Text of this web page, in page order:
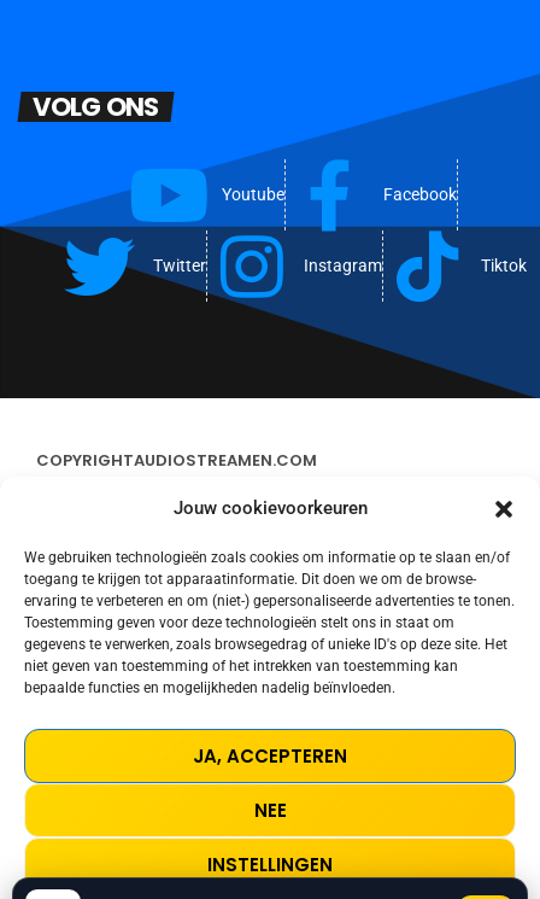
Jouw cookievoorkeuren
We gebruiken technologieën zoals cookies om informatie op te slaan en/of
toegang te krijgen tot apparaatinformatie. Dit doen we om de browse-
ervaring te verbeteren en om (niet-) gepersonaliseerde advertenties te tonen.
Toestemming geven voor deze technologieën stelt ons in staat om
gegevens te verwerken, zoals browsegedrag of unieke ID's op deze site. Het
niet geven van toestemming of het intrekken van toestemming kan
bepaalde functies en mogelijkheden nadelig beïnvloeden.
JA, ACCEPTEREN
NEE
INSTELLINGEN
VOLG ONS
Youtube Facebook
Twitter Instagram Tiktok
COPYRIGHTAUDIOSTREAMEN.COM
CONTACT
STREAMS
COOKIE POLICY (EU)